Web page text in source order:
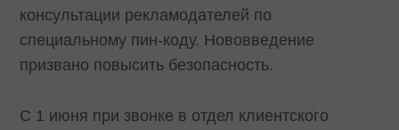
консультации рекламодателей по
специальному пин-коду. Нововведение
призвано повысить безопасность.
С 1 июня при звонке в отдел клиентского